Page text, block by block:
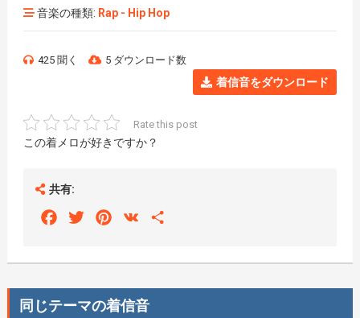
音楽の種類: Rap - Hip Hop
425 聞く 5 ダウンロード数
着信音をダウンロード
Rate this post
この着メロが好きですか？
共有:
FacebookTwitterPinterest
VK
同じテーマの着信音